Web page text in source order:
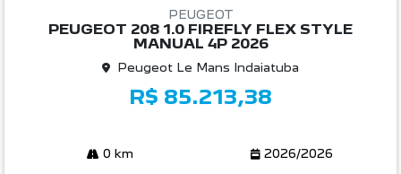
PEUGEOT
PEUGEOT 208 1.0 FIREFLY FLEX STYLE
MANUAL 4P 2026
Peugeot Le Mans Indaiatuba
R$ 85.213,38
0 km 2026/2026